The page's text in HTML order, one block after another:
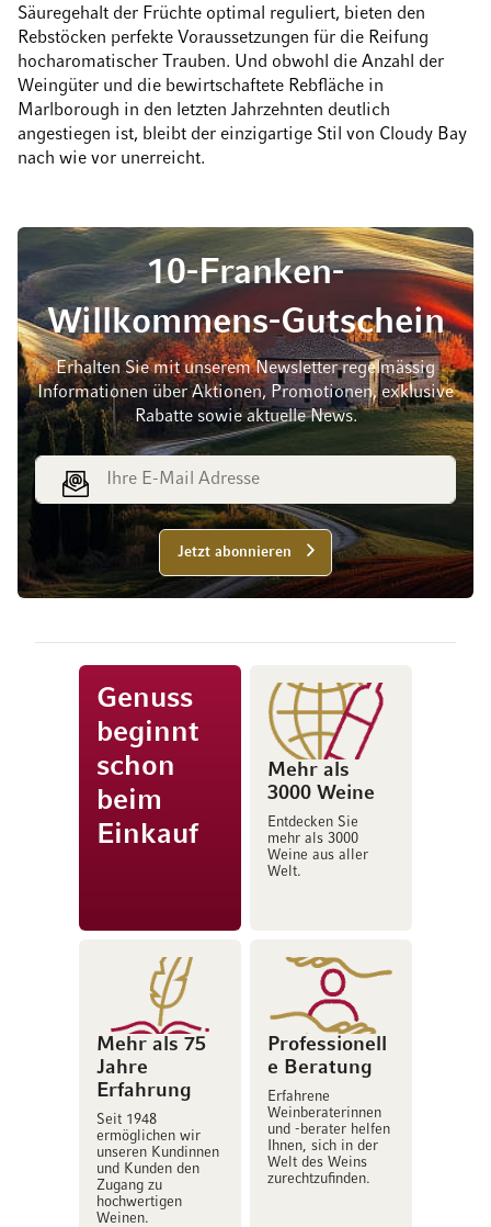
Säuregehalt der Früchte optimal reguliert, bieten den
Rebstöcken perfekte Voraussetzungen für die Reifung
hocharomatischer Trauben. Und obwohl die Anzahl der
Weingüter und die bewirtschaftete Rebfläche in
Marlborough in den letzten Jahrzehnten deutlich
angestiegen ist, bleibt der einzigartige Stil von Cloudy Bay
nach wie vor unerreicht.
10-Franken-
Willkommens-Gutschein
Erhalten Sie mit unserem Newsletter regelmässig
Informationen über Aktionen, Promotionen, exklusive
Rabatte sowie aktuelle News.
E-Mail Adresse
Jetzt abonnieren
Genuss
beginnt
schon
beim
Einkauf
Mehr als
3000 Weine
Entdecken Sie
mehr als 3000
Weine aus aller
Welt.
Mehr als 75
Jahre
Erfahrung
Seit 1948
ermöglichen wir
unseren Kundinnen
und Kunden den
Zugang zu
hochwertigen
Weinen.
Professionell
e Beratung
Erfahrene
Weinberaterinnen
und -berater helfen
Ihnen, sich in der
Welt des Weins
zurechtzufinden.